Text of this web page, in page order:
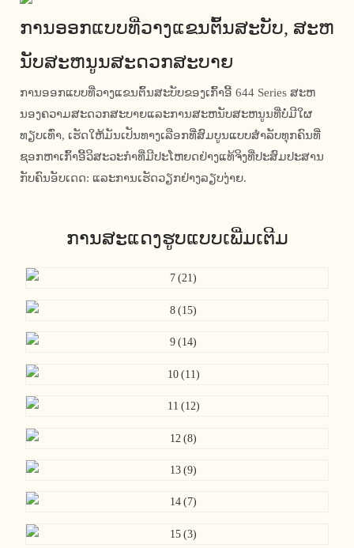
ການອອກແບບທີ່ວາງແຂນຕົ້ນສະບັບ, ສະຫ
ນັບສະຫນູນສະດວກສະບາຍ
ການອອກແບບທີ່ວາງແຂນຕົ້ນສະບັບຂອງເກົ້າອີ້ 644 Series ສະຫ
ນອງຄວາມສະດວກສະບາຍແລະການສະຫນັບສະຫນູນທີ່ບໍ່ມີໃຜ
ທຽບເທົ່າ, ເຮັດໃຫ້ມັນເປັນທາງເລືອກທີ່ສົມບູນແບບສໍາລັບທຸກຄົນທີ່
ຊອກຫາເກົ້າອີ້ວິສະວະກໍາທີ່ມີປະໂຫຍດຢ່າງແທ້ຈິງທີ່ປະສົມປະສານ
ກັບຄົນອັບເດດ: ແລະການເຮັດວຽກຢ່າງລຽບງ່າຍ.
ການສະແດງຮູບແບບເພີ່ມເຕີມ